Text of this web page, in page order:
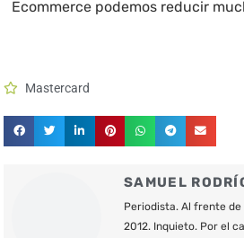
Ecommerce podemos reducir
Mastercard
SAMUEL
Periodista. Al frente
2012. Inquieto. Por el